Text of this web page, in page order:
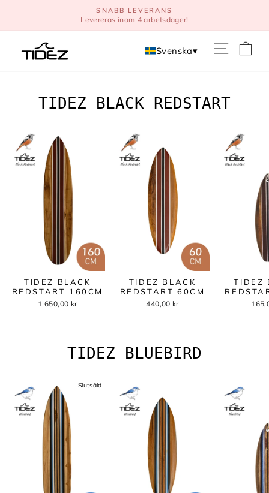
innehåll
SNABB LEVERANS
Levereras inom 4 arbetsdager!
Svenska▾
TIDEZ BLACK REDSTART
TIDEZ BLACK
REDSTART 160CM
1 650,00 kr
TIDEZ BLACK
REDSTART 60CM
440,00 kr
TIDEZ
TIDEZ BLUEBIRD
Slutsåld